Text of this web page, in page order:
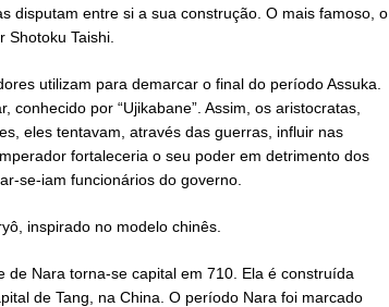
disputam entre si a sua construção. O mais famoso, o
Shotoku Taishi.
utilizam para demarcar o final do período Assuka.
por “Uji­kabane”. Assim, os aristocratas,
eles tentavam, através das guerras, influir nas
fortaleceria o seu poder em detrimento dos
se-iam funcionários do governo.
inspirado no modelo chinês.
Nara torna-se capital em 710. Ela é construída
de Tang, na China. O período Nara foi marcado